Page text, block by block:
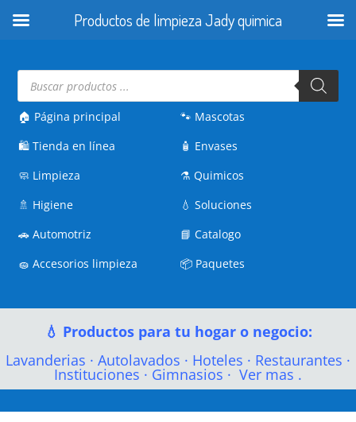
Búsqueda
productos
🏠 Página principal
🛍️Tienda en línea
🧼 Limpieza
🚿 Higiene
🚗Automotriz
🧽Accesorios limpieza
🐾 Mascotas
🧴 Envases
⚗️Quimicos
💧Soluciones
📘Catalogo
📦 Paquetes
💧 Productos para tu hogar o negocio:
Lavanderias · Autolavados · Hoteles · Restaurantes ·
Instituciones · Gimnasios · Ver mas .
Productos de limpieza Jady quimica